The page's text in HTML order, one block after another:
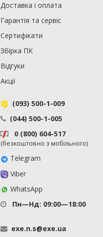
Доставка і оплата
Гарантія та сервіс
Сертифікати
Збірка ПК
Відгуки
Акції
(093) 500-1-009
(044) 500-1-005
0 (800) 604-517
(безкоштовно з мобільного)
Telegram
Viber
WhatsApp
Пн—Нд: 09:00—18:00
exe.n.s@exe.ua